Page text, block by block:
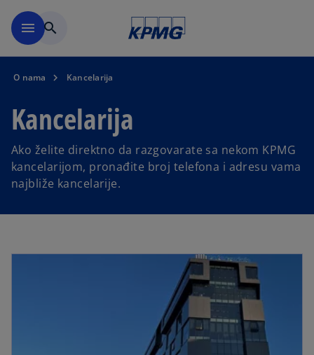
menu search
O nama Kancelarija
Kancelarija
Ako želite direktno da razgovarate sa nekom KPMG
kancelarijom, pronađite broj telefona i adresu vama
najbliže kancelarije.